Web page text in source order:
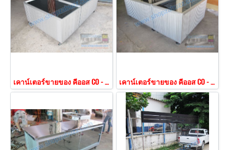
เคาน์เตอร์ขายของ คีออส CO - 151 เคาน์เตอร์ขายของ คีออส CO - 153